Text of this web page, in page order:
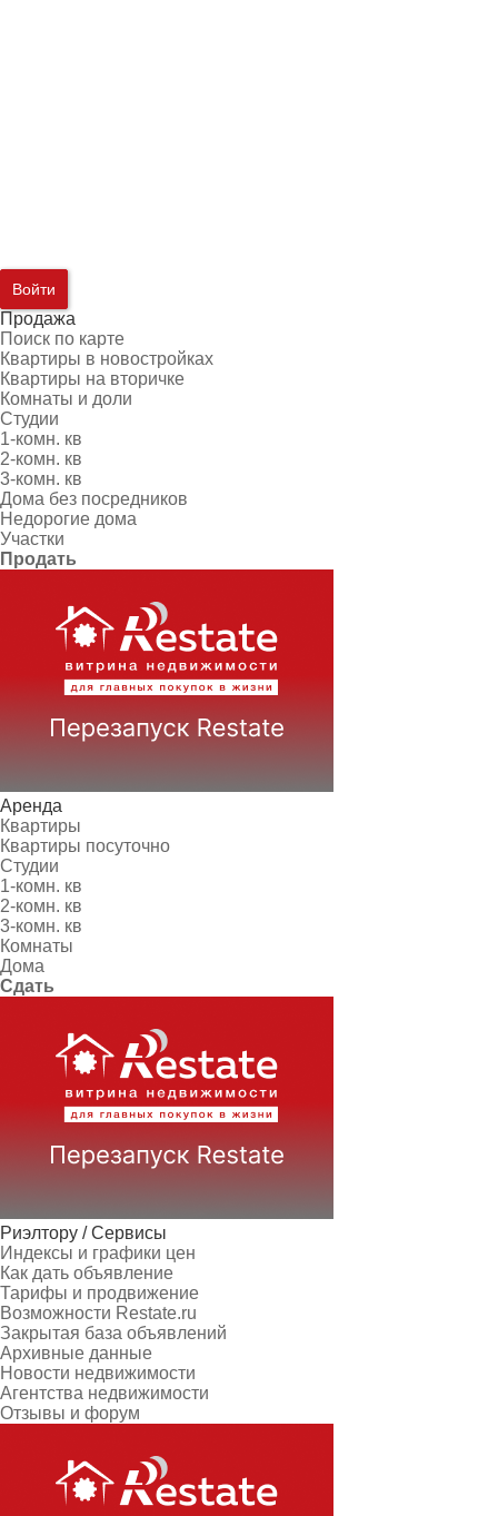
Войти
Продажа
Поиск по карте
Квартиры в новостройках
Квартиры на вторичке
Комнаты и доли
Студии
1-комн. кв
2-комн. кв
3-комн. кв
Дома без посредников
Недорогие дома
Участки
Продать
Аренда
Квартиры
Квартиры посуточно
Студии
1-комн. кв
2-комн. кв
3-комн. кв
Комнаты
Дома
Сдать
Риэлтору / Сервисы
Индексы и графики цен
Как дать объявление
Тарифы и продвижение
Возможности Restate.ru
Закрытая база объявлений
Архивные данные
Новости недвижимости
Агентства недвижимости
Отзывы и форум